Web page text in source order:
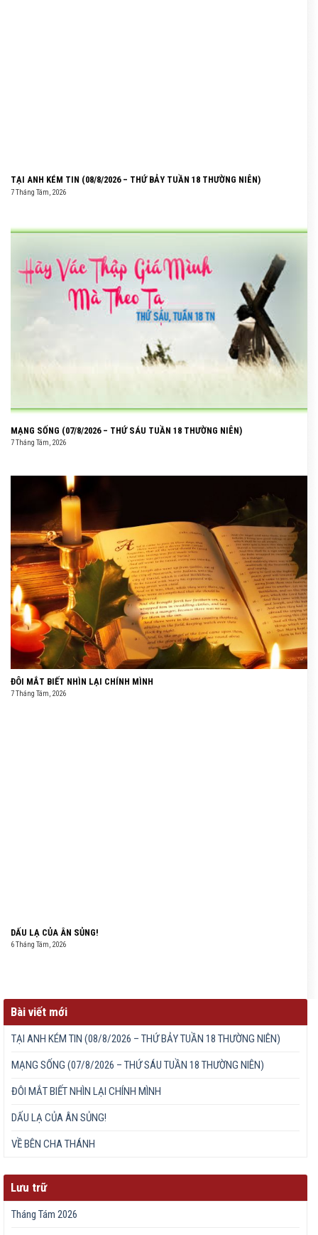
TẠI ANH KÉM TIN (08/8/2026 – THỨ BẢY TUẦN 18 THƯỜNG NIÊN)
7 Tháng Tám, 2026
MẠNG SỐNG (07/8/2026 – THỨ SÁU TUẦN 18 THƯỜNG NIÊN)
7 Tháng Tám, 2026
ĐÔI MẮT BIẾT NHÌN LẠI CHÍNH MÌNH
7 Tháng Tám, 2026
DẤU LẠ CỦA ÂN SỦNG!
6 Tháng Tám, 2026
Bài viết mới
TẠI ANH KÉM TIN (08/8/2026 – THỨ BẢY TUẦN 18 THƯỜNG NIÊN)
MẠNG SỐNG (07/8/2026 – THỨ SÁU TUẦN 18 THƯỜNG NIÊN)
ĐÔI MẮT BIẾT NHÌN LẠI CHÍNH MÌNH
DẤU LẠ CỦA ÂN SỦNG!
VỀ BÊN CHA THÁNH
Lưu trữ
Tháng Tám 2026